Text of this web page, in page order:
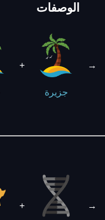
الوصفات
+
جزيرة
→
+ →